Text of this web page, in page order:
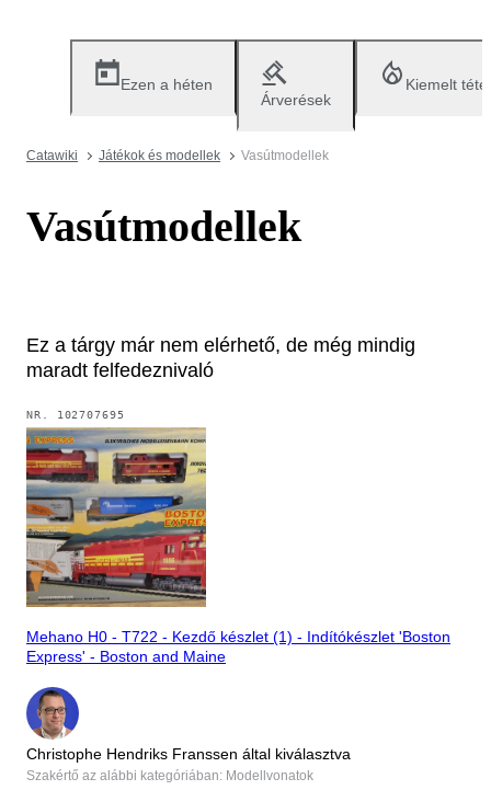
Ezen a héten
Árverések
Kiemelt
Catawiki Játékok és modellek Vasútmodellek
Vasútmodellek
Ez a tárgy már nem elérhető, de még mindig
maradt felfedeznivaló
NR. 102707695
Mehano H0 - T722 - Kezdő készlet (1) - Indítókészlet 'Boston
Express' - Boston and Maine
Christophe Hendriks Franssen által kiválasztva
Szakértő az alábbi kategóriában: Modellvonatok